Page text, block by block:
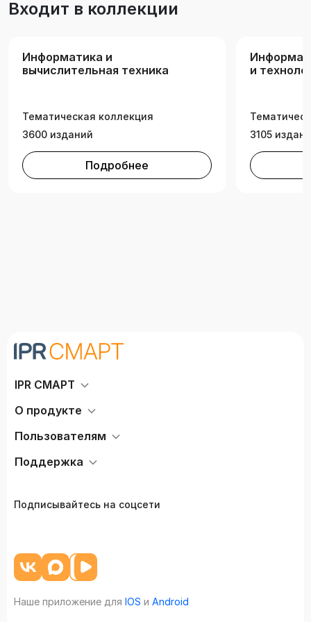
машиностроения с применением языка Pascal.
Входит в коллекции
Информатика и
вычислительная техника
Тематическая коллекция
3600 изданий
Подробнее
и
3105
IPR СМАРТ
О продукте
Пользователям
Поддержка
Подписывайтесь на соцсети
Наше приложение для IOS и Android